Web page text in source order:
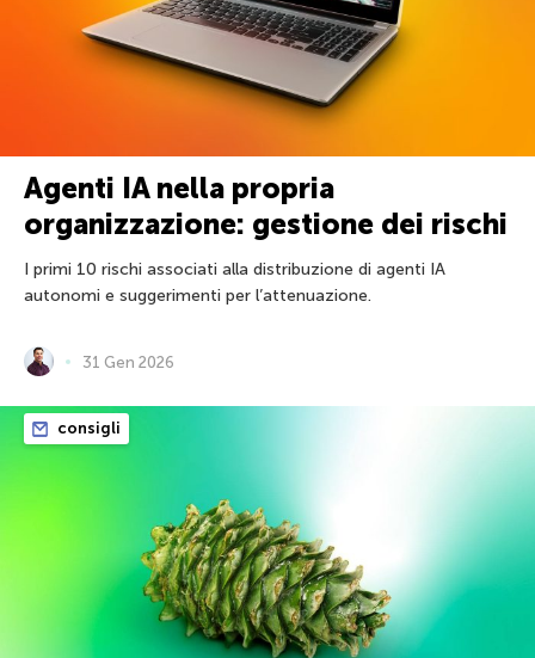
Agenti IA nella propria
organizzazione: gestione dei rischi
I primi 10 rischi associati alla distribuzione di agenti IA
autonomi e suggerimenti per l’attenuazione.
31 Gen 2026
consigli